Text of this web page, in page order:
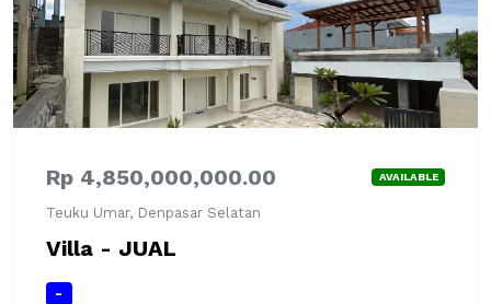
Rp 4,850,000,000.00 AVAILABLE
Teuku Umar, Denpasar Selatan
Villa - JUAL
-